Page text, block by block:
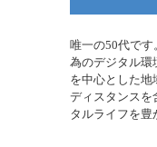
唯一の50代で
為のデジタル環
を中心とした地
ディスタンスを
タルライフを豊